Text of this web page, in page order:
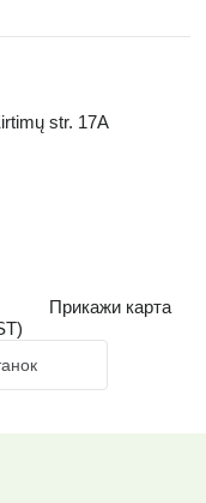
str. 17A
Прикажи карта